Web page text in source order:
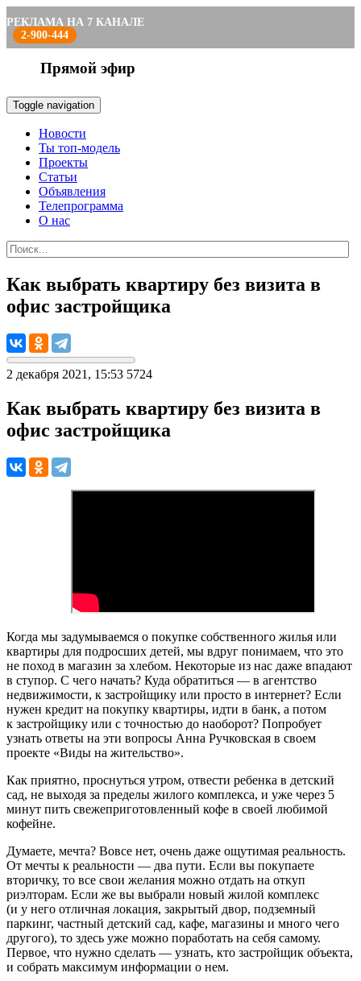
РЕКЛАМА НА 7 КАНАЛЕ
2-900-444
Прямой эфир
Toggle navigation
Новости
Ты топ-модель
Проекты
Статьи
Объявления
Телепрограмма
О нас
Как выбрать квартиру без визита в
офис застройщика
2 декабря 2021, 15:53 5724
Как выбрать квартиру без визита в
офис застройщика
Когда мы задумываемся о покупке собственного жилья или
квартиры для подросших детей, мы вдруг понимаем, что это
не поход в магазин за хлебом. Некоторые из нас даже впадают
в ступор. С чего начать? Куда обратиться — в агентство
недвижимости, к застройщику или просто в интернет? Если
нужен кредит на покупку квартиры, идти в банк, а потом
к застройщику или с точностью до наоборот? Попробует
узнать ответы на эти вопросы Анна Ручковская в своем
проекте «Виды на жительство».
Как приятно, проснуться утром, отвести ребенка в детский
сад, не выходя за пределы жилого комплекса, и уже через 5
минут пить свежеприготовленный кофе в своей любимой
кофейне.
Думаете, мечта? Вовсе нет, очень даже ощутимая реальность.
От мечты к реальности — два пути. Если вы покупаете
вторичку, то все свои желания можно отдать на откуп
риэлторам. Если же вы выбрали новый жилой комплекс
(и у него отличная локация, закрытый двор, подземный
паркинг, частный детский сад, кафе, магазины и много чего
другого), то здесь уже можно поработать на себя самому.
Первое, что нужно сделать — узнать, кто застройщик объекта,
и собрать максимум информации о нем.